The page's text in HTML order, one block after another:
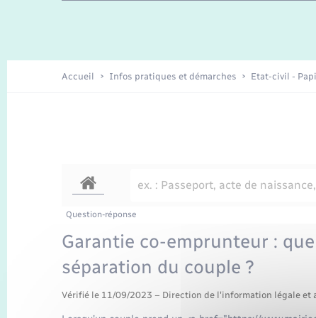
Enfants – Jeunes
Accueil Infos pratiques et démarches Etat-civil -
Question-réponse
Garantie co-emprunteur :
séparation du couple ?
Vérifié le 11/09/2023 – Direction de l'information légale et